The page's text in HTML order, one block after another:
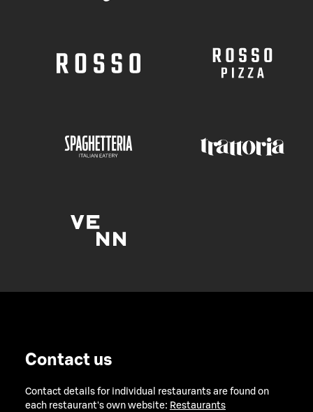
Contact us
Contact details for individual restaurants are found on
each restaurant's own website: Restaurants